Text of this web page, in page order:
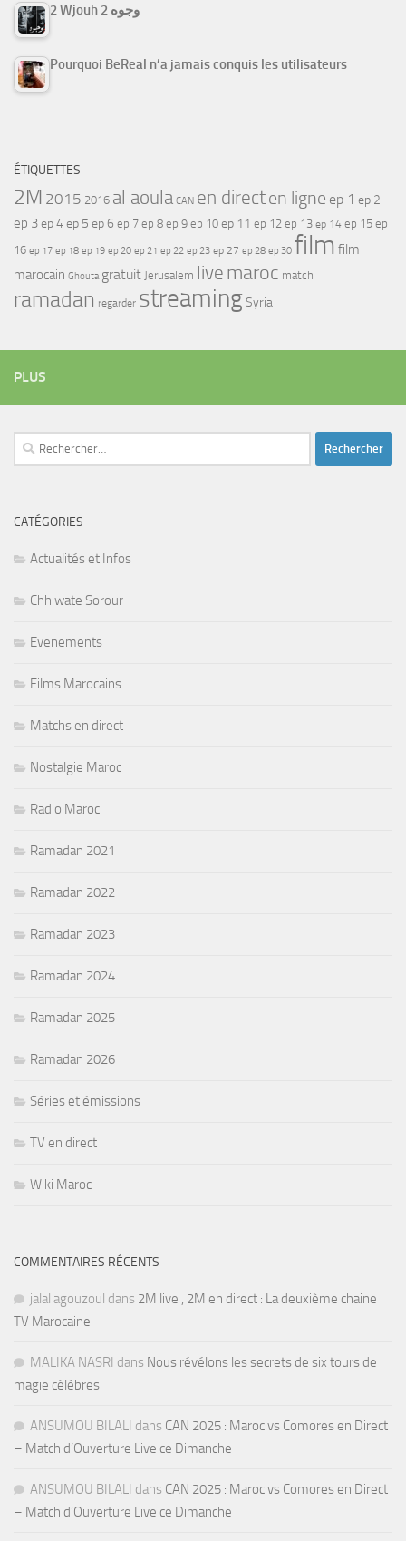
2 Wjouh 2 وجوه
Pourquoi BeReal n’a jamais conquis les utilisateurs
ÉTIQUETTES
2M 2015 2016 al aoula CAN en directen ligne ep 1 ep 2
ep 3ep 4ep 5 ep 6 ep 7 ep 8 ep 9 ep 10 ep 11 ep 12 ep 13 ep 14 ep 15 ep
16 ep 17 ep 18 ep 19 ep 20 ep 21 ep 22 ep 23 ep 27 ep 28 ep 30 film film
marocain Ghouta gratuit Jerusalem live maroc match
ramadan regarder streamingSyria
PLUS
Rechercher :
CATÉGORIES
Actualités et Infos
Chhiwate Sorour
Evenements
Films Marocains
Matchs en direct
Nostalgie Maroc
Radio Maroc
Ramadan 2021
Ramadan 2022
Ramadan 2023
Ramadan 2024
Ramadan 2025
Ramadan 2026
Séries et émissions
TV en direct
Wiki Maroc
COMMENTAIRES RÉCENTS
jalal agouzoul dans 2M live , 2M en direct : La deuxième chaine
TV Marocaine
MALIKA NASRI dans Nous révélons les secrets de six tours de
magie célèbres
ANSUMOU BILALI dans CAN 2025 : Maroc vs Comores en Direct
– Match d’Ouverture Live ce Dimanche
ANSUMOU BILALI dans CAN 2025 : Maroc vs Comores en Direct
– Match d’Ouverture Live ce Dimanche